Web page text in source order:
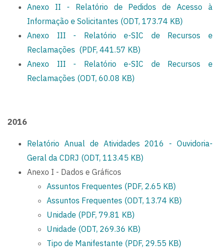
Anexo II - Relatório de Pedidos de Acesso à
Informação e Solicitantes (ODT, 173.74 KB)
Anexo III - Relatório e-SIC de Recursos e
Reclamações (PDF, 441.57 KB)
Anexo III - Relatório e-SIC de Recursos e
Reclamações (ODT, 60.08 KB)
2016
Relatório Anual de Atividades 2016 - Ouvidoria-
Geral da CDRJ (ODT, 113.45 KB)
Anexo I - Dados e Gráficos
Assuntos Frequentes (PDF, 2.65 KB)
Assuntos Frequentes (ODT, 13.74 KB)
Unidade (PDF, 79.81 KB)
Unidade (ODT, 269.36 KB)
Tipo de Manifestante (PDF, 29.55 KB)